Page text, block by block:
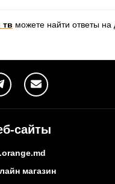
тв можете найти ответы
сайты
магазин